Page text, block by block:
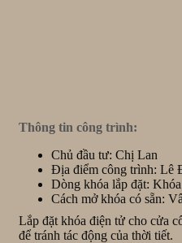
Thông tin công trình:
Chủ đầu tư: Chị Lan
Địa điểm công trình: Lê
Dòng khóa lắp đặt:
Cách mở khóa có sẵn:
Lắp đặt khóa điện tử cho cửa
để tránh tác động của thời tiết.